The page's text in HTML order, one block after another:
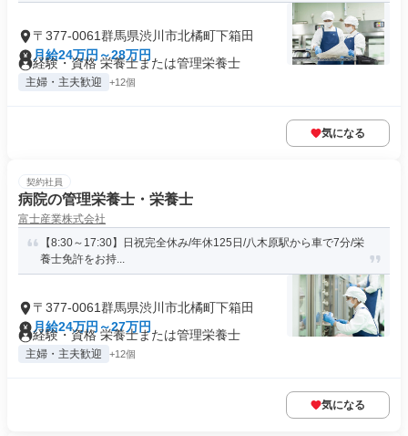
〒377-0061群馬県渋川市北橘町下箱田
月給24万円～28万円
経験・資格 栄養士または管理栄養士
主婦・主夫歓迎 +12個
気になる
契約社員
病院の管理栄養士・栄養士
富士産業株式会社
【8:30～17:30】日祝完全休み/年休125日/八木原駅から車で7分/栄
養士免許をお持...
〒377-0061群馬県渋川市北橘町下箱田
月給24万円～27万円
経験・資格 栄養士または管理栄養士
主婦・主夫歓迎 +12個
気になる